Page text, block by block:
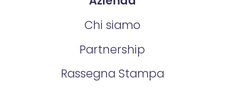
Chi siamo
Partnership
Rassegna Stampa